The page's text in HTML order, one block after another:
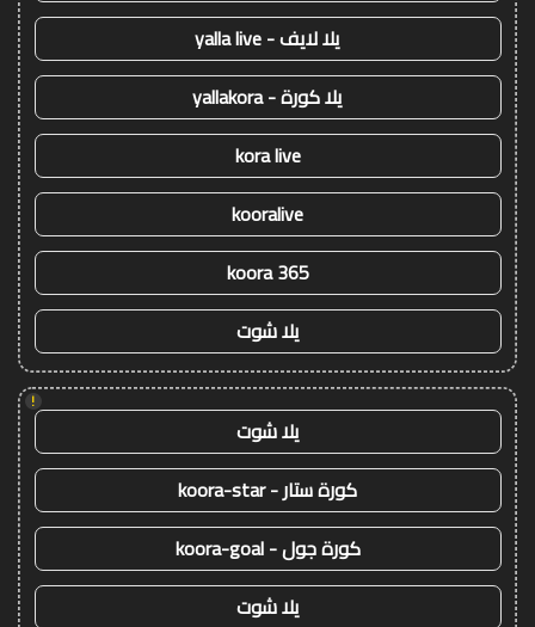
يلا لايف - yalla live
يلا كورة - yallakora
kora live
kooralive
koora 365
يلا شوت
!
يلا شوت
كورة ستار - koora-star
كورة جول - koora-goal
يلا شوت